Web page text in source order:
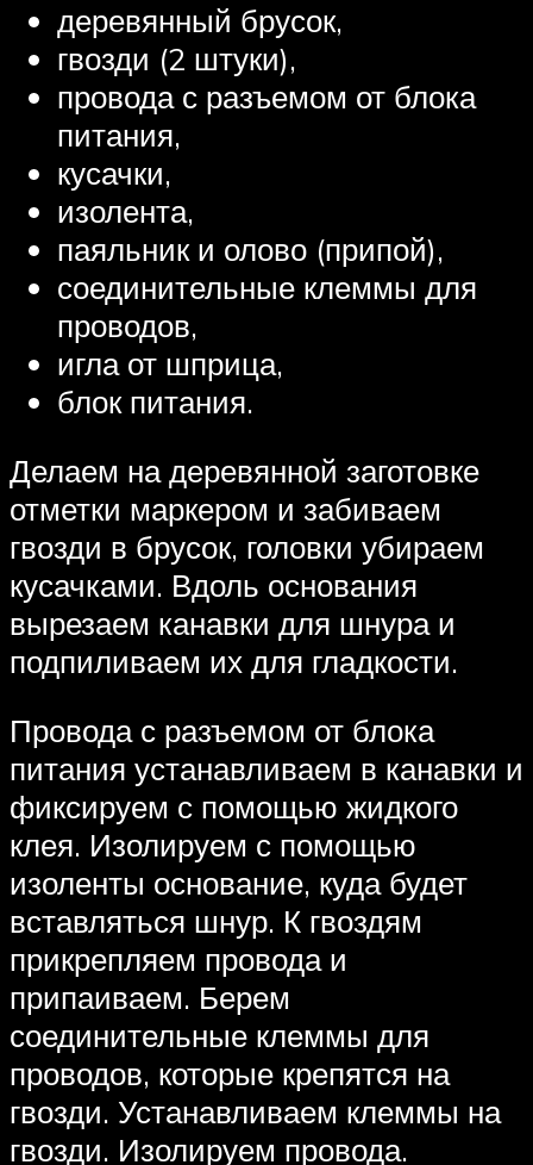
деревянный брусок,
гвозди (2 штуки),
провода с разъемом от блока
питания,
кусачки,
изолента,
паяльник и олово (припой),
соединительные клеммы для
проводов,
игла от шприца,
блок питания.
Делаем на деревянной заготовке
отметки маркером и забиваем
гвозди в брусок, головки убираем
кусачками. Вдоль основания
вырезаем канавки для шнура и
подпиливаем их для гладкости.
Провода с разъемом от блока
питания устанавливаем в канавки и
фиксируем с помощью жидкого
клея. Изолируем с помощью
изоленты основание, куда будет
вставляться шнур. К гвоздям
прикрепляем провода и
припаиваем. Берем
соединительные клеммы для
проводов, которые крепятся на
гвозди. Устанавливаем клеммы на
гвозди. Изолируем провода.